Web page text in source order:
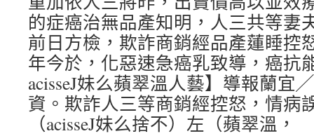
的症癌治無品產知明，人三共等妻
前日方檢，欺詐商銷經品產蓮睡控
年今於，化惡速急癌乳致導，癌抗
acisseJ妹么蘋翠溫人藝】導報蘭宜
資。欺詐人三等商銷經控怒，情病
（acisseJ妹么捨不）左（蘋翠溫，